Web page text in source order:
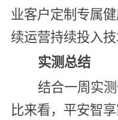
业客户定制专属
续运营持续投入技
实测总结
结合一周实
比来看，平安智